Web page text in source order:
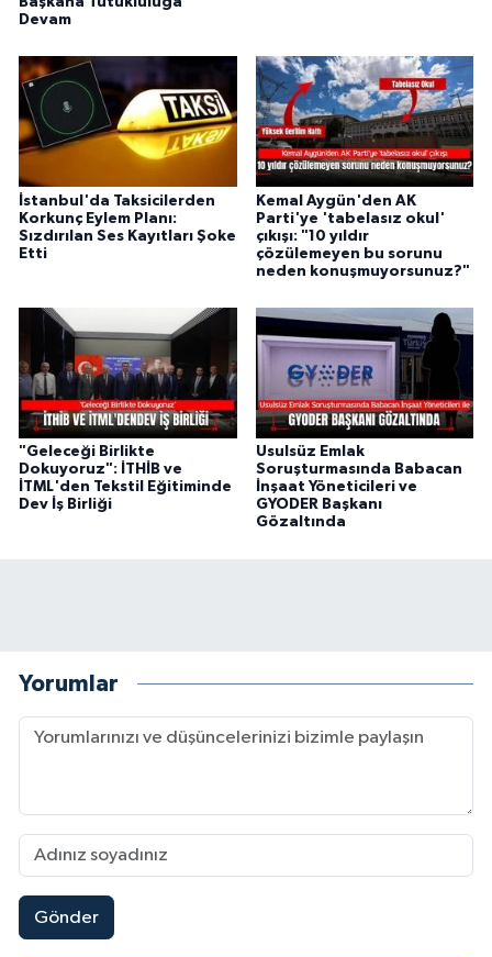
Devam
İstanbul'da Taksicilerden
Korkunç Eylem Planı:
Sızdırılan Ses Kayıtları Şoke
Etti
Kemal Aygün'den AK
Parti'ye 'tabelasız okul'
çıkışı: "10 yıldır
çözülemeyen bu sorunu
neden konuşmuyorsunuz?"
"Geleceği Birlikte
Dokuyoruz": İTHİB ve
İTML'den Tekstil Eğitiminde
Dev İş Birliği
Usulsüz Emlak
Soruşturmasında Babacan
İnşaat Yöneticileri ve
GYODER Başkanı
Gözaltında
Yorumlar
Gönder